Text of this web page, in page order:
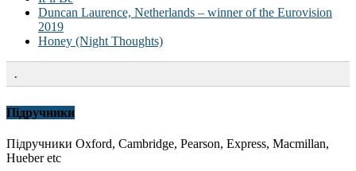
Duncan Laurence, Netherlands – winner of the Eurovision
2019
Honey (Night Thoughts)
.
Підручники
Підручники Oxford, Cambridge, Pearson, Express, Macmillan,
Hueber etc